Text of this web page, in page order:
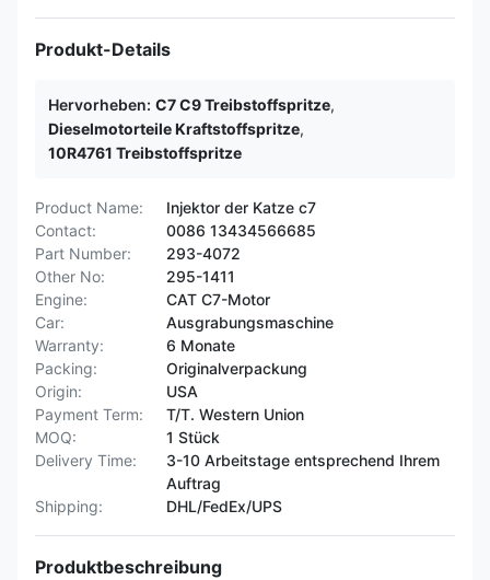
Produkt-Details
Hervorheben: C7 C9 Treibstoffspritze,
Dieselmotorteile Kraftstoffspritze,
10R4761 Treibstoffspritze
Product Name:
Injektor der Katze c7
Contact:
0086 13434566685
Part Number:
293-4072
Other No:
295-1411
Engine:
CAT C7-Motor
Car:
Ausgrabungsmaschine
Warranty:
6 Monate
Packing:
Originalverpackung
Origin:
USA
Payment Term:
T/T. Western Union
MOQ:
1 Stück
Delivery Time:
3-10 Arbeitstage entsprechend Ihrem
Auftrag
Shipping:
DHL/FedEx/UPS
Produktbeschreibung